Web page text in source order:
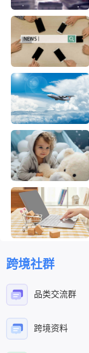
跨境社群
品类交流群
跨境资料